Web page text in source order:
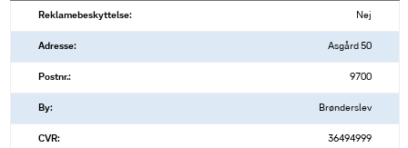
Reklamebeskyttelse: Nej
Adresse: Asgård 50
Postnr.: 9700
By: Brønderslev
CVR: 36494999